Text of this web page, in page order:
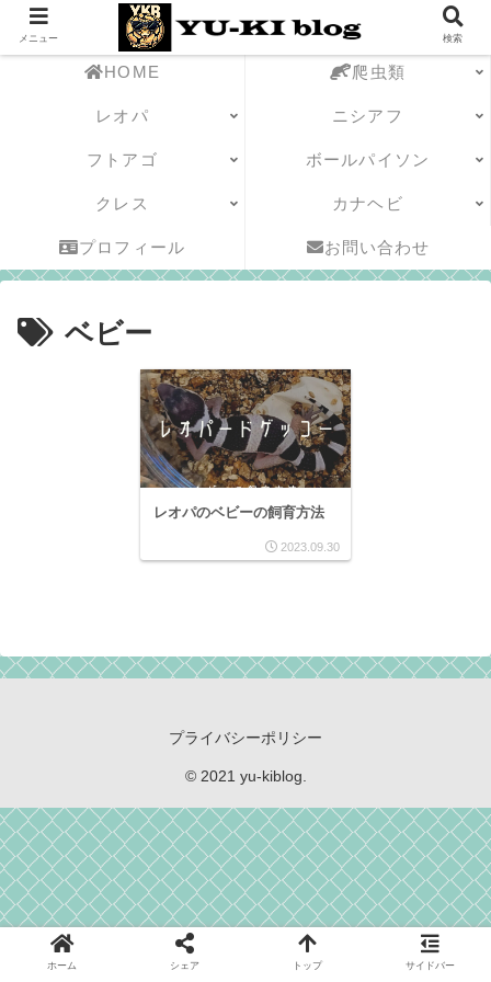
HOME 爬虫類
レオパ ニシアフ
フトアゴ ボールパイソン
クレス カナヘビ
プロフィール お問い合わせ
ベビー
レオパのベビーの飼育方法
2023.09.30
プライバシーポリシー
© 2021 yu-kiblog.
メニュー 検索
ホーム シェア トップ サイドバー